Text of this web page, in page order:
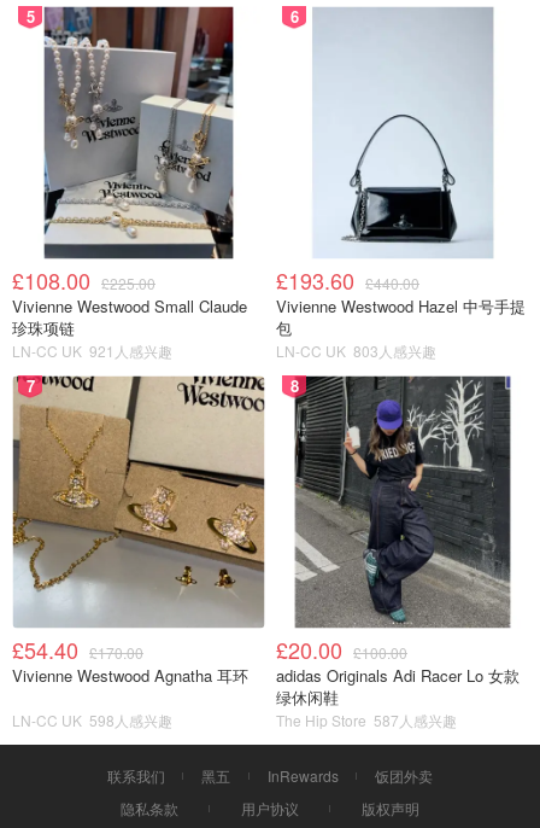
5
£108.00 £225.00
Vivienne Westwood Small Claude
珍珠项链
LN-CC UK 921人感兴趣
6
£193.60 £440.00
Vivienne Westwood Hazel 中号手提
包
LN-CC UK 803人感兴趣
7
£54.40 £170.00
Vivienne Westwood Agnatha 耳环
LN-CC UK 598人感兴趣
8
£20.00 £100.00
adidas Originals Adi Racer Lo 女款
绿休闲鞋
The Hip Store 587人感兴趣
联系我们 黑五 InRewards
饭团外卖
隐私条款
用户协议 版权声明